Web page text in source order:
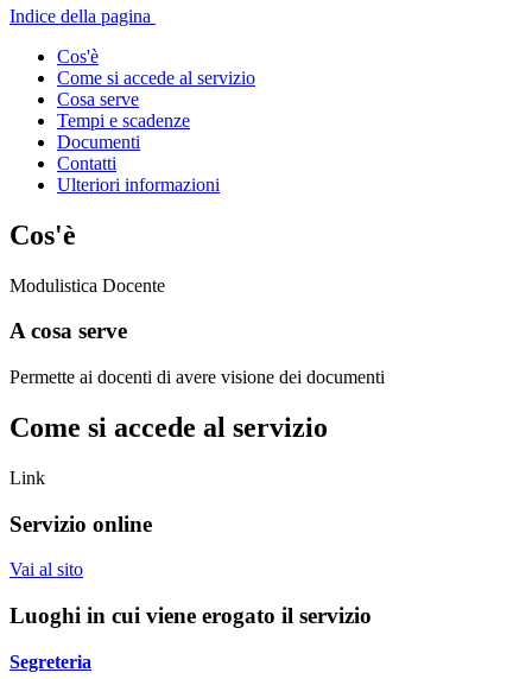
Indice della pagina
Cos'è
Come si accede al servizio
Cosa serve
Tempi e scadenze
Documenti
Contatti
Ulteriori informazioni
Cos'è
Modulistica Docente
A cosa serve
Permette ai docenti di avere visione dei documenti
Come si accede al servizio
Link
Servizio online
Vai al sito
Luoghi in cui viene erogato il servizio
Segreteria